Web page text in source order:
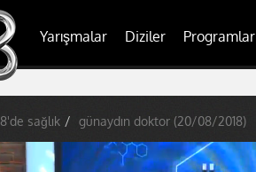
Yarışmalar Diziler Programlar
8'de sağlık günaydın doktor (20/08/2018)